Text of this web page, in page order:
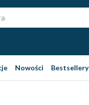
Nowości Bestsellery